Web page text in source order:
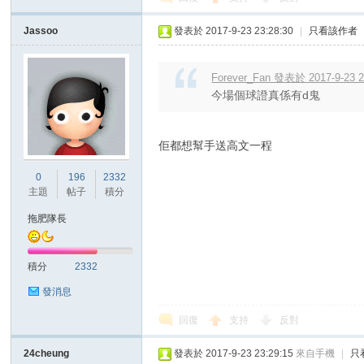
Jassoo
0
主題
196
帖子
2332
積分
拖肥隊長
積分 2332
發消息
發表於 2017-9-23 23:28:30 只看該作者
Forever_Fan 發表於 2017-9-23
今場個球證真係有d鬼
佢都想幫手送高文一程
回復 支持 反對
24cheung 發表於 2017-9-23 23:29:15 來自手機 只